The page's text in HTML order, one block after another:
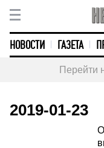
НОВОСТИ ГАЗЕТА
Перейти
2019-01-23